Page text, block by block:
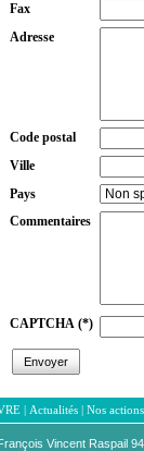
Fax
Adresse
Code postal
Ville
Pays
Commentaires
CAPTCHA (*)
| Actualités| Nos actions
Vincent Raspail